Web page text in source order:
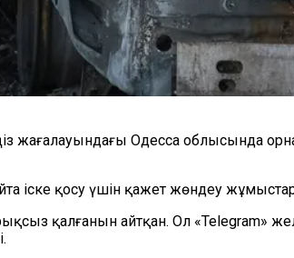
жағалауындағы Одесса облысында
іске қосу үшін қажет жөндеу
қалғанын айтқан. Ол «Telegram»